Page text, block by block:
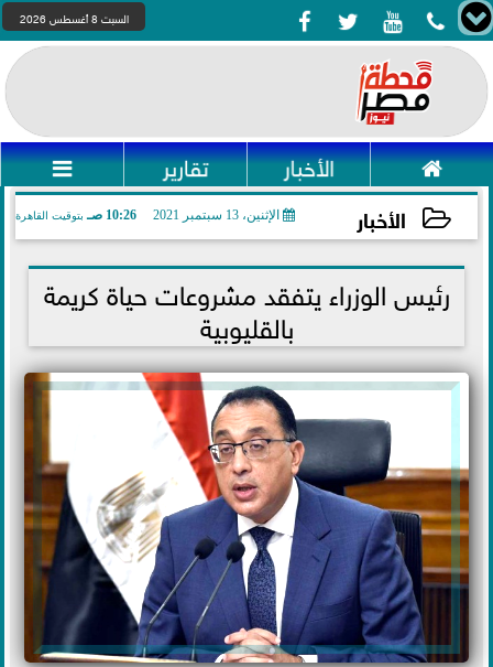
    السبت 8 أغسطس 2026
 الأخبار تقارير 
الأخبار الإثنين، 13 سبتمبر 2021 10:26 صـ بتوقيت القاهرة
2021-09-13 10:26:25
رئيس الوزراء يتفقد مشروعات حياة كريمة
بالقليوبية